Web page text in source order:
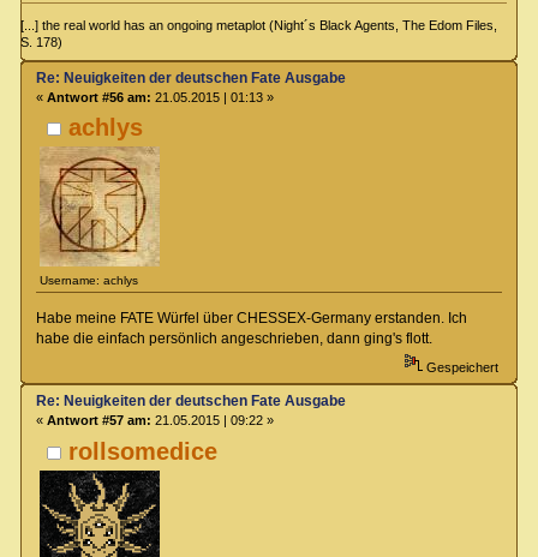
[...] the real world has an ongoing metaplot (Night´s Black Agents, The Edom Files,
S. 178)
achlys
Username: achlys
Re: Neuigkeiten der deutschen Fate Ausgabe
« Antwort #56 am: 21.05.2015 | 01:13 »
Habe meine FATE Würfel über CHESSEX-Germany erstanden. Ich
habe die einfach persönlich angeschrieben, dann ging's flott.
Gespeichert
rollsomedice
Re: Neuigkeiten der deutschen Fate Ausgabe
« Antwort #57 am: 21.05.2015 | 09:22 »